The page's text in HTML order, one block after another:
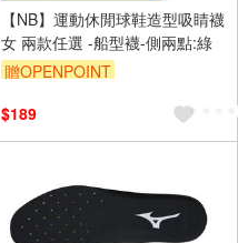
【NB】運動休閒球鞋造型吸睛襪
女 兩款任選 -船型襪-側兩點:綠
贈OPENPOINT
$189